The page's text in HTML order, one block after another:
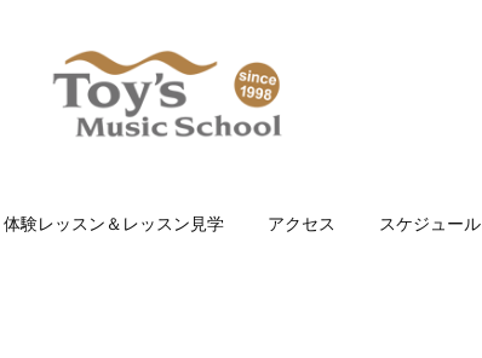
体験レッスン＆レッスン見学 アクセス スケジュール